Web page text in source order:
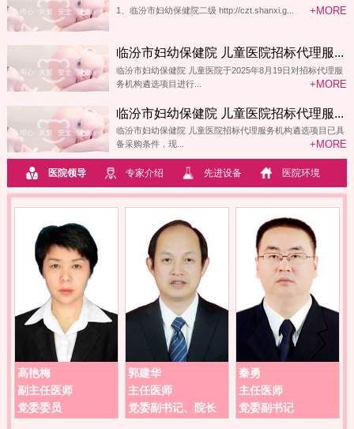
1、临汾市妇幼保健院二级 http://czt.shanxi.g... +MORE
临汾市妇幼保健院 儿童医院招标代理服...
临汾市妇幼保健院 儿童医院于2025年8月19日对招标代理服
务机构遴选项目进行...
+MORE
临汾市妇幼保健院 儿童医院招标代理服...
临汾市妇幼保健院 儿童医院招标代理服务机构遴选项目已具
备采购条件，现...
+MORE
医院领导 专家介绍 先进设备 医院环境
高艳梅
副主任医师
党委委员
郭建华
主任医师
党委副书记、院长
秦勇
主任医师
党委副书记